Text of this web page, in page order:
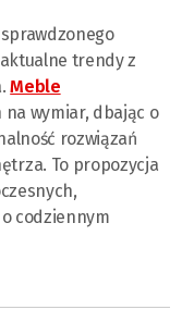
trendy z
Meble
na wymiar, dbając o
rozwiązań
To propozycja
codziennym